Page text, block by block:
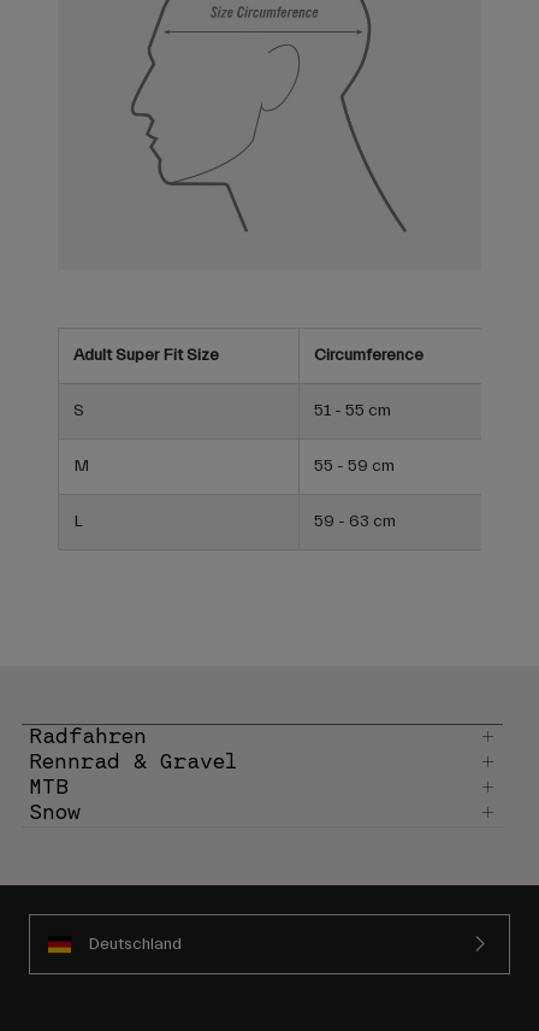
Adult Super Fit Size Circumference
S 51 - 55 cm
M 55 - 59 cm
L 59 - 63 cm
Radfahren
Rennrad & Gravel
MTB
Snow
Deutschland